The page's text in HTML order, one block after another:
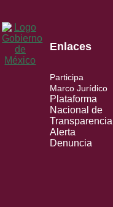
Enlaces
Participa
Marco Jurídico
Plataforma
Nacional de
Transparencia
Alerta
Denuncia